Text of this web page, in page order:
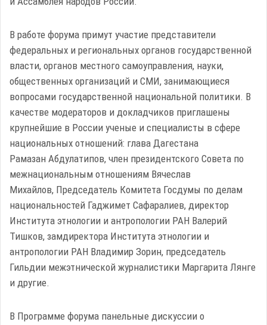
В работе форума примут участие представители
федеральных и региональных органов государственной
власти, органов местного самоуправления, науки,
общественных организаций и СМИ, занимающиеся
вопросами государственной национальной политики. В
качестве модераторов и докладчиков приглашены
крупнейшие в России ученые и специалисты в сфере
национальных отношений: глава Дагестана
Рамазан Абдулатипов, член президентского Совета по
межнациональным отношениям Вячеслав
Михайлов, Председатель Комитета Госдумы по делам
национальностей Гаджимет Сафаралиев, директор
Института этнологии и антропологии РАН Валерий
Тишков, замдиректора Института этнологии и
антропологии РАН Владимир Зорин, председатель
Гильдии межэтнической журналистики Маргарита Лянге
и другие.
В Программе форума панельные дискуссии о